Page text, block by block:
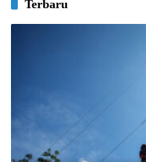
Terbaru